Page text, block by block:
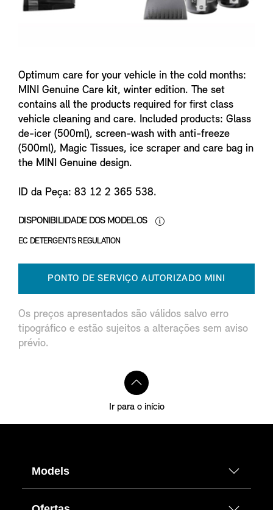
Optimum care for your vehicle in the cold months:
MINI Genuine Care kit, winter edition. The set
contains all the products required for first class
vehicle cleaning and care. Included products: Glass
de-icer (500ml), screen-wash with anti-freeze
(500ml), Magic Tissues, ice scraper and care bag in
the MINI Genuine design.
ID da Peça: 83 12 2 365 538.
DISPONIBILIDADE DOS MODELOS
EC DETERGENTS REGULATION
PONTO DE SERVIÇO AUTORIZADO MINI
Os preços apresentados são válidos salvo erro
tipográfico e estão sujeitos a alterações sem aviso
prévio.
Ir para o início
Models